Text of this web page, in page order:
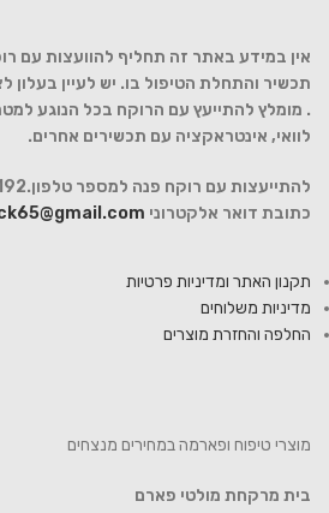
אין במידע באתר זה תחליף להוועצות עם
תכשיר והתחלת הטיפול בו. יש לעיין בעלון
. מומלץ להתייעץ עם הרוקח בכל הנוגע
לוואי, אינטראקציה עם תכשירים אחרים.
כתובת דואר אלקטרוני
תקנון האתר ומדיניות פרטיות
מדיניות משלוחים
החלפה והחזרת מוצרים
מוצרי טיפוח ופארמה במחירים מנצחים
בית מרקחת מולטי פארם